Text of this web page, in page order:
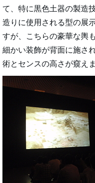
て、特に黒色土器の製造
造りに使用される型の展
すが、こちらの豪華な輿
細かい装飾が背面に施さ
術とセンスの高さが窺えま